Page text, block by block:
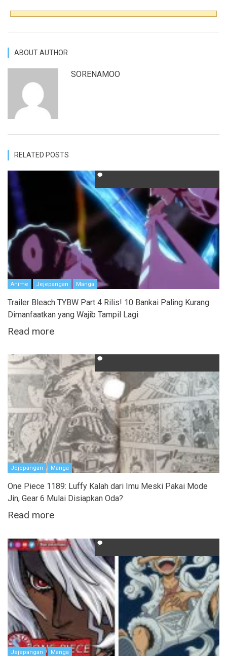
ABOUT AUTHOR
SORENAMOO
RELATED POSTS
Anime Jejepangan Manga
Trailer Bleach TYBW Part 4 Rilis! 10 Bankai Paling Kurang
Dimanfaatkan yang Wajib Tampil Lagi
Read more
Jejepangan Manga
One Piece 1189: Luffy Kalah dari Imu Meski Pakai Mode
Jin, Gear 6 Mulai Disiapkan Oda?
Read more
Jejepangan Manga